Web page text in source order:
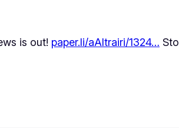
is out! paper.li/aAltrairi/1324…